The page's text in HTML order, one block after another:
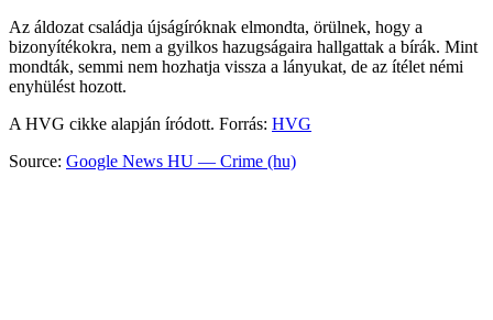
Az áldozat családja újságíróknak elmondta, örülnek, hogy a
bizonyítékokra, nem a gyilkos hazugságaira hallgattak a bírák. Mint
mondták, semmi nem hozhatja vissza a lányukat, de az ítélet némi
enyhülést hozott.
A HVG cikke alapján íródott. Forrás: HVG
Source: Google News HU — Crime (hu)